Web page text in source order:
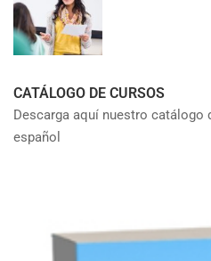
CATÁLOGO DE CURSOS
Descarga aquí nuestro
español